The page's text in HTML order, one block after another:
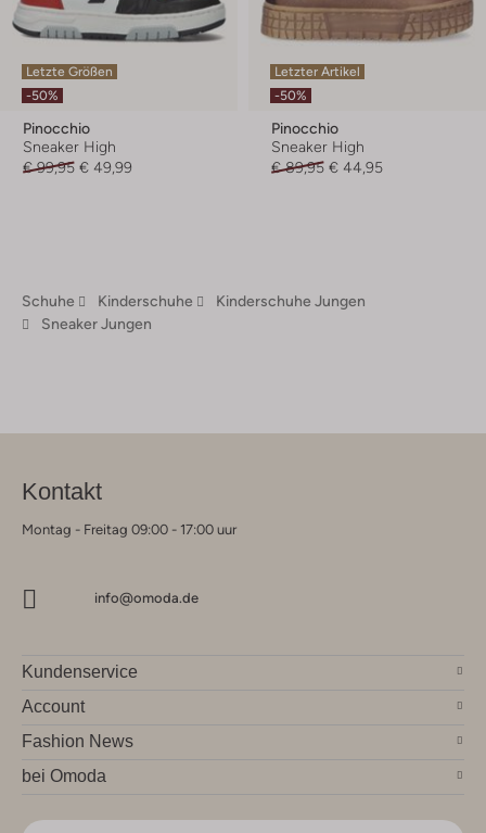
Letzte Größen
-50%
Pinocchio
Sneaker High
€ 99,95 € 49,99
Letzter Artikel
-50%
Pinocchio
Sneaker High
€ 89,95 € 44,95
Schuhe Kinderschuhe
Kinderschuhe Jungen
Sneaker Jungen
Kontakt
Montag - Freitag 09:00 - 17:00 uur
info@omoda.de
Kundenservice
Account
Fashion News
bei Omoda